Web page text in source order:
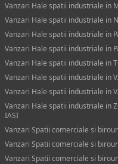
Vanzari Hale spatii industriale in
Vanzari Hale spatii industriale in
Vanzari Hale spatii industriale in
Vanzari Hale spatii industriale in
Vanzari Hale spatii industriale in
Vanzari Hale spatii industriale in
Vanzari Hale spatii industriale in
Vanzari Hale spatii industriale in
IASI
Vanzari Spatii comerciale si
Vanzari Spatii comerciale si
Vanzari Spatii comerciale si